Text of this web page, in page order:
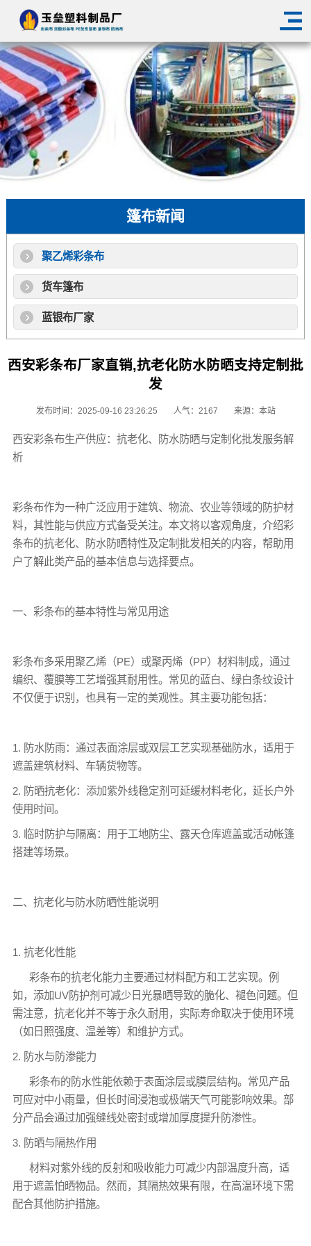
篷布新闻
聚乙烯彩条布
货车篷布
蓝银布厂家
西安彩条布厂家直销,抗老化防水防晒支持定制批
发
发布时间：2025-09-16 23:26:25 人气：2167 来源：本站
西安彩条布生产供应：抗老化、防水防晒与定制化批发服务解
析
彩条布作为一种广泛应用于建筑、物流、农业等领域的防护材
料，其性能与供应方式备受关注。本文将以客观角度，介绍彩
条布的抗老化、防水防晒特性及定制批发相关的内容，帮助用
户了解此类产品的基本信息与选择要点。
一、 彩条布的基本特性与常见用途
彩条布多采用聚乙烯（PE）或聚丙烯（PP）材料制成，通过
编织、覆膜等工艺增强其耐用性。常见的蓝白、绿白条纹设计
不仅便于识别，也具有一定的美观性。其主要功能包括：
1. 防水防雨：通过表面涂层或双层工艺实现基础防水，适用于
遮盖建筑材料、车辆货物等。
2. 防晒抗老化：添加紫外线稳定剂可延缓材料老化，延长户外
使用时间。
3. 临时防护与隔离：用于工地防尘、露天仓库遮盖或活动帐篷
搭建等场景。
二、抗老化与防水防晒性能说明
1. 抗老化性能
彩条布的抗老化能力主要通过材料配方和工艺实现。例
如，添加UV防护剂可减少日光暴晒导致的脆化、褪色问题。但
需注意，抗老化并不等于永久耐用，实际寿命取决于使用环境
（如日照强度、温差等）和维护方式。
2. 防水与防渗能力
彩条布的防水性能依赖于表面涂层或膜层结构。常见产品
可应对中小雨量，但长时间浸泡或极端天气可能影响效果。部
分产品会通过加强缝线处密封或增加厚度提升防渗性。
3. 防晒与隔热作用
材料对紫外线的反射和吸收能力可减少内部温度升高，适
用于遮盖怕晒物品。然而，其隔热效果有限，在高温环境下需
配合其他防护措施。